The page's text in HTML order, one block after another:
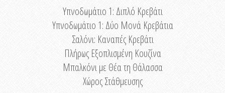
Υπνοδωμάτιο 1: Διπλό Κρεβάτι
Υπνοδωμάτιο 1: Δύο Μονά Κρεβάτια
Σαλόνι: Καναπές Κρεβάτι
Πλήρως Εξοπλισμένη Κουζίνα
Μπαλκόνι με Θέα τη Θάλασσα
Χώρος Στάθμευσης